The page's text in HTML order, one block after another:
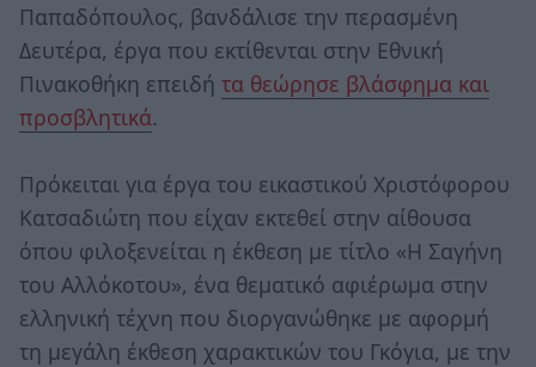
Παπαδόπουλος, βανδάλισε την περασμένη
Δευτέρα, έργα που εκτίθενται στην Εθνική
Πινακοθήκη επειδή τα θεώρησε βλάσφημα και
προσβλητικά.
Πρόκειται για έργα του εικαστικού Χριστόφορου
Κατσαδιώτη που είχαν εκτεθεί στην αίθουσα
όπου φιλοξενείται η έκθεση με τίτλο «Η Σαγήνη
του Αλλόκοτου», ένα θεματικό αφιέρωμα στην
ελληνική τέχνη που διοργανώθηκε με αφορμή
τη μεγάλη έκθεση χαρακτικών του Γκόγια, με την